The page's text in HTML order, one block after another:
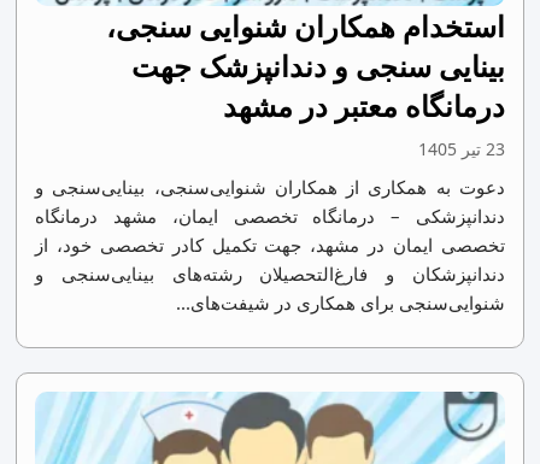
استخدام همکاران شنوایی سنجی،
بینایی سنجی و دندانپزشک جهت
درمانگاه معتبر در مشهد
23 تیر 1405
دعوت به همکاری از همکاران شنوایی‌سنجی، بینایی‌سنجی و
دندانپزشکی – درمانگاه تخصصی ایمان، مشهد درمانگاه
تخصصی ایمان در مشهد، جهت تکمیل کادر تخصصی خود، از
دندانپزشکان و فارغ‌التحصیلان رشته‌های بینایی‌سنجی و
شنوایی‌سنجی برای همکاری در شیفت‌های...